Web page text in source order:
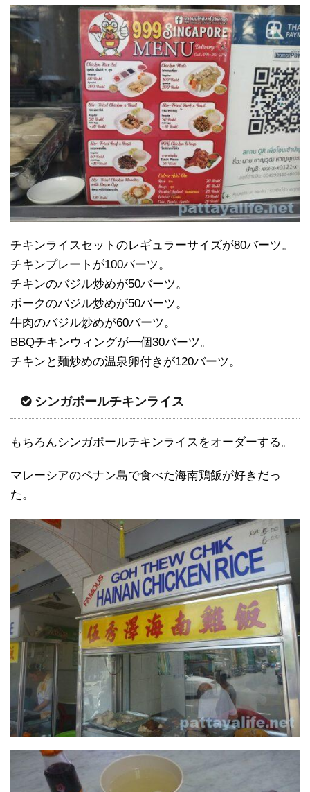
チキンライスセットのレギュラーサイズが80バーツ。
チキンプレートが100バーツ。
チキンのバジル炒めが50バーツ。
ポークのバジル炒めが50バーツ。
牛肉のバジル炒めが60バーツ。
BBQチキンウィングが一個30バーツ。
チキンと麺炒めの温泉卵付きが120バーツ。
シンガポールチキンライス
もちろんシンガポールチキンライスをオーダーする。
マレーシアのペナン島で食べた海南鶏飯が好きだっ
た。